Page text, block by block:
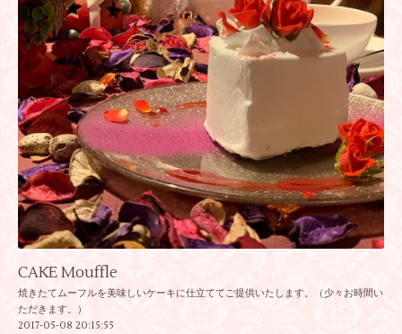
CAKE Mouffle
焼きたてムーフルを美味しいケーキに仕立ててご提供いたします。（少々お時間い
ただきます。）
2017-05-08 20:15:55